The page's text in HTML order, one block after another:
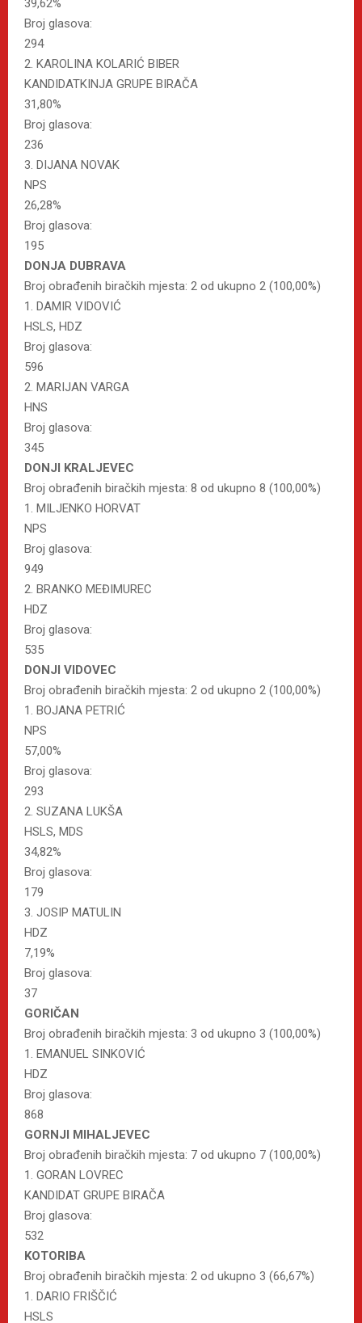
39,62%
Broj glasova:
294
2. KAROLINA KOLARIĆ BIBER
KANDIDATKINJA GRUPE BIRAČA
31,80%
Broj glasova:
236
3. DIJANA NOVAK
NPS
26,28%
Broj glasova:
195
DONJA DUBRAVA
Broj obrađenih biračkih mjesta: 2 od ukupno 2 (100,00%)
1. DAMIR VIDOVIĆ
HSLS, HDZ
Broj glasova:
596
2. MARIJAN VARGA
HNS
Broj glasova:
345
DONJI KRALJEVEC
Broj obrađenih biračkih mjesta: 8 od ukupno 8 (100,00%)
1. MILJENKO HORVAT
NPS
Broj glasova:
949
2. BRANKO MEĐIMUREC
HDZ
Broj glasova:
535
DONJI VIDOVEC
Broj obrađenih biračkih mjesta: 2 od ukupno 2 (100,00%)
1. BOJANA PETRIĆ
NPS
57,00%
Broj glasova:
293
2. SUZANA LUKŠA
HSLS, MDS
34,82%
Broj glasova:
179
3. JOSIP MATULIN
HDZ
7,19%
Broj glasova:
37
GORIČAN
Broj obrađenih biračkih mjesta: 3 od ukupno 3 (100,00%)
1. EMANUEL SINKOVIĆ
HDZ
Broj glasova:
868
GORNJI MIHALJEVEC
Broj obrađenih biračkih mjesta: 7 od ukupno 7 (100,00%)
1. GORAN LOVREC
KANDIDAT GRUPE BIRAČA
Broj glasova:
532
KOTORIBA
Broj obrađenih biračkih mjesta: 2 od ukupno 3 (66,67%)
1. DARIO FRIŠČIĆ
HSLS